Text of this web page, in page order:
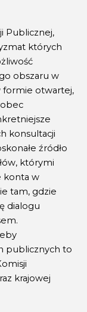
Publicznej,
których
obszaru w
formie otwartej,
konsultacji
źródło
którymi
konta w
tam, gdzie
dialogu
publicznych to
krajowej